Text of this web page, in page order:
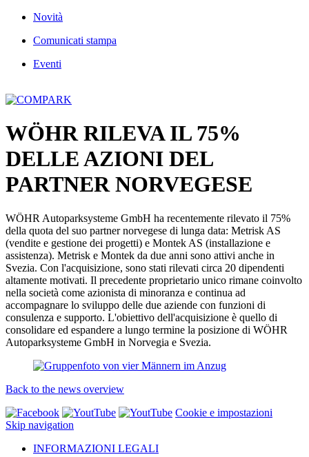
Novità
Comunicati stampa
Eventi
WÖHR RILEVA IL 75%
DELLE AZIONI DEL
PARTNER NORVEGESE
WÖHR Autoparksysteme GmbH ha recentemente rilevato il 75%
della quota del suo partner norvegese di lunga data: Metrisk AS
(vendite e gestione dei progetti) e Montek AS (installazione e
assistenza). Metrisk e Montek da due anni sono attivi anche in
Svezia. Con l'acquisizione, sono stati rilevati circa 20 dipendenti
altamente motivati. Il precedente proprietario unico rimane coinvolto
nella società come azionista di minoranza e continua ad
accompagnare lo sviluppo delle due aziende con funzioni di
consulenza e supporto. L'obiettivo dell'acquisizione è quello di
consolidare ed espandere a lungo termine la posizione di WÖHR
Autoparksysteme GmbH in Norvegia e Svezia.
Back to the news overview
Cookie e impostazioni
Skip navigation
INFORMAZIONI LEGALI